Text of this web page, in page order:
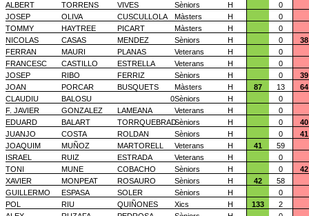
ALBERT
TORRENS VIVES Sèniors H
0
JOSEP
OLIVA CUSCULLOLA Màsters H
0
TOMMY
HAYTREE PICART Màsters H
0
NICOLAS
CASAS MENDEZ Sèniors H 0
38
FERRAN
MAURI PLANAS Veterans H
0
FRANCESC
CASTILLO ESTRELLA Veterans H
0
JOSEP
RIBO FERRIZ Sèniors H 0
39
JOAN
PORCAR BUSQUETS Màsters H 87 13
64
CLAUDIU
BALOSU 0Sèniors H
0
F. JAVIER
GONZALEZ LAMEANA Veterans H
0
EDUARD
BALART TORRQUEBRADSèniors H 0
40
JUANJO
COSTA ROLDAN Sèniors H 0
41
JOAQUIM
MUÑOZ MARTORELL Veterans H 41
59
ISRAEL
RUIZ ESTRADA Veterans H
0
TONI
MUNE COBACHO Sèniors H 0
42
XAVIER
MONPEAT ROSAURO Sèniors H 42
58
GUILLERMO
ESPASA SOLER Sèniors H
0
POL
RIU QUIÑONES Xics H 133
2